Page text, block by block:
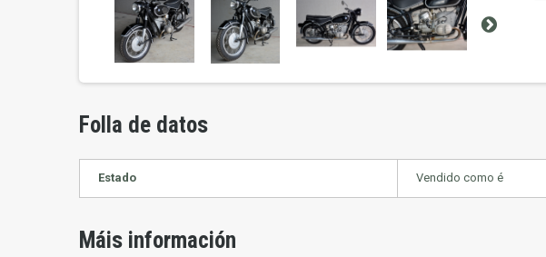
Folla de datos
Estado Vendido como é
Máis información